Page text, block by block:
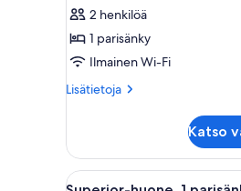
parisänky
kuvat
2 henkilöä
1 parisänky
Ilmainen Wi-Fi
Lisätietoja
Lisätietoja
1
parisänky
Katso
Avaa
8